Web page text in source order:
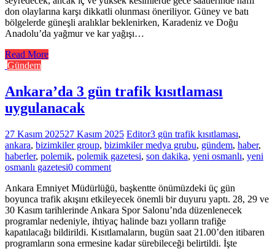
don olaylarına karşı dikkatli olunması öneriliyor. Güney ve batı
bölgelerde güneşli aralıklar beklenirken, Karadeniz ve Doğu
Anadolu’da yağmur ve kar yağışı…
Read More
Gündem
Ankara’da 3 gün trafik kısıtlaması
uygulanacak
27 Kasım 202527 Kasım 2025 Editor3 gün trafik kısıtlaması,
ankara, bizimkiler group, bizimkiler medya grubu, gündem, haber,
haberler, polemik, polemik gazetesi, son dakika, yeni osmanlı, yeni
osmanlı gazetesi0 comment
Ankara Emniyet Müdürlüğü, başkentte önümüzdeki üç gün
boyunca trafik akışını etkileyecek önemli bir duyuru yaptı. 28, 29 ve
30 Kasım tarihlerinde Ankara Spor Salonu’nda düzenlenecek
programlar nedeniyle, ihtiyaç halinde bazı yolların trafiğe
kapatılacağı bildirildi. Kısıtlamaların, bugün saat 21.00’den itibaren
programların sona ermesine kadar sürebileceği belirtildi. İşte